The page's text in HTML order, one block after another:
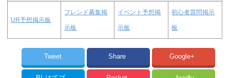
UR予想掲示板
フレンド募集掲
示板
イベント予想掲
示板
初心者質問掲示
板
Tweet Share Google+